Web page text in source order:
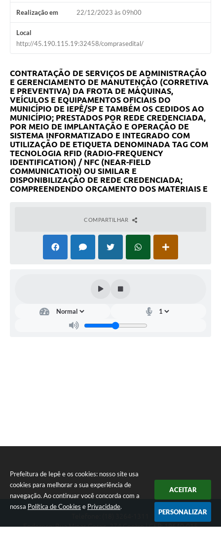
Prefeitura de Iepê e os cookies: nosso site usa
cookies para melhorar a sua experiência de
navegação. Ao continuar você concorda com a
nossa Política de Cookies e Privacidade.
ACEITAR
PERSONALIZAR
Notícias
Secretarias
Telefones Úteis
A Prefeitura
Serviço de Informação ao Cidadão (SIC)
Diário Oficial
Realização em 22/12/2023 às 09h00
Local
http://45.190.115.19:32458/comprasedital/
CONTRATAÇÃO DE SERVIÇOS DE ADMINISTRAÇÃO
E GERENCIAMENTO DE MANUTENÇÃO (CORRETIVA
E PREVENTIVA) DA FROTA DE MÁQUINAS,
VEÍCULOS E EQUIPAMENTOS OFICIAIS DO
MUNICÍPIO DE IEPÊ/SP E TAMBÉM OS CEDIDOS AO
MUNICÍPIO; PRESTADOS POR REDE CREDENCIADA,
POR MEIO DE IMPLANTAÇÃO E OPERAÇÃO DE
SISTEMA INFORMATIZADO E INTEGRADO COM
UTILIZAÇÃO DE ETIQUETA DENOMINADA TAG COM
TECNOLOGIA RFID (RADIO-FREQUENCY
IDENTIFICATION) / NFC (NEAR-FIELD
COMMUNICATION) OU SIMILAR E
DISPONIBILIZAÇÃO DE REDE CREDENCIADA;
COMPREENDENDO ORÇAMENTO DOS MATERIAIS E
A GARANTIR A OPERACIONALIZAÇÃO DA FROTA
DO MUNICÍPIO DE IEPÊ/SP.
CONTRATAÇÃO DE EMPRESA PARA PRESTAÇÃO DE
SERVIÇOS DE IMPLANTAÇÃO, INTERMEDIAÇÃO E
ADMINISTRAÇÃO DE UM SISTEMA INFORMATIZADO
EM ESTABELECIMENTOS CREDENCIADOS NO
DIESEL COMUM E DIESEL S-10 E ADITIVO ARLA 32
COMPARTILHAR
Endereço: Rua Minas Gerais, 274 Centro | CEP: 19640-015